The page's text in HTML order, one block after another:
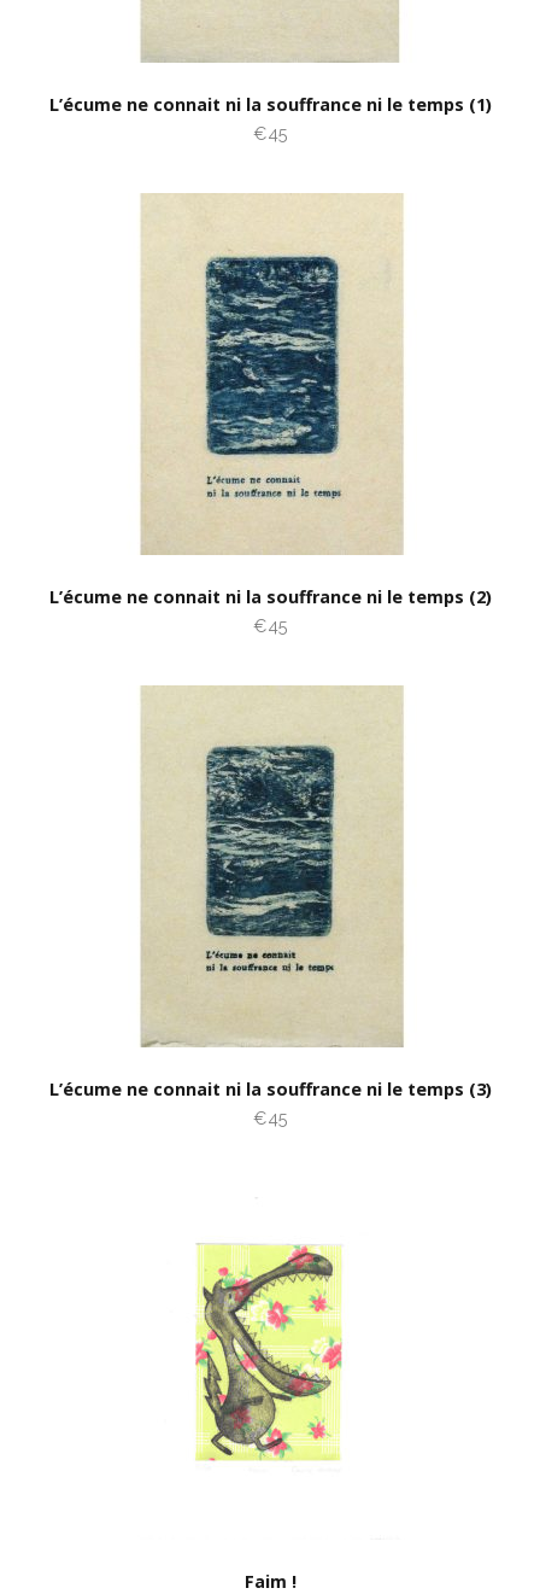
L’écume ne connait ni la souffrance ni le temps (1)
€45
L’écume ne connait ni la souffrance ni le temps (2)
€45
L’écume ne connait ni la souffrance ni le temps (3)
€45
Faim !